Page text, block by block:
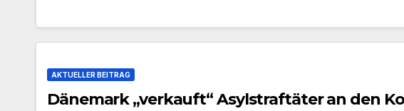
AKTUELLER BEITRAG
Dänemark „verkauft“ Asylstraftäter an den